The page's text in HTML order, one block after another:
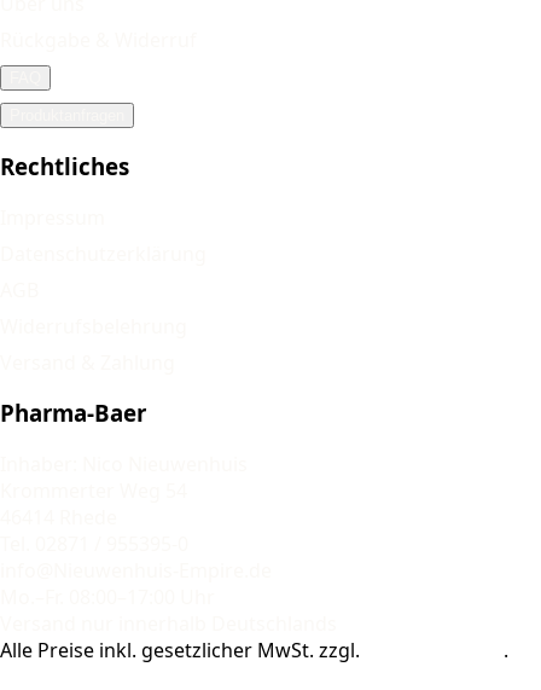
Rechtliches
Pharma-Baer
Alle Preise inkl. gesetzlicher MwSt. zzgl.
.